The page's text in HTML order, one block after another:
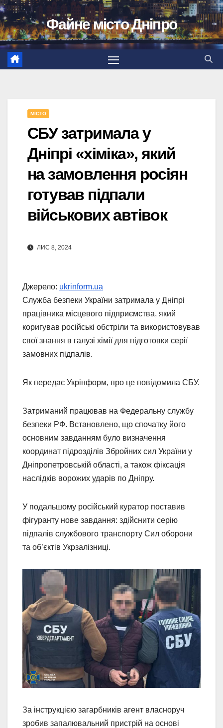
Перейти
до
вмісту
Файне місто Дніпро
МІСТО
СБУ затримала у
Дніпрі «хіміка», який
на замовлення росіян
готував підпали
військових автівок
ЛИС 8, 2024
Джерело: ukrinform.ua
Служба безпеки України затримала у Дніпрі
працівника місцевого підприємства, який
коригував російські обстріли та використовував
свої знання в галузі хімії для підготовки серії
замовних підпалів.
Як передає Укрінформ, про це повідомила СБУ.
Затриманий працював на Федеральну службу
безпеки РФ. Встановлено, що спочатку його
основним завданням було визначення
координат підрозділів Збройних сил України у
Дніпропетровській області, а також фіксація
наслідків ворожих ударів по Дніпру.
У подальшому російський куратор поставив
фігуранту нове завдання: здійснити серію
підпалів службового транспорту Сил оборони
та об’єктів Укрзалізниці.
За інструкцією загарбників агент власноруч
зробив запалювальний пристрій на основі